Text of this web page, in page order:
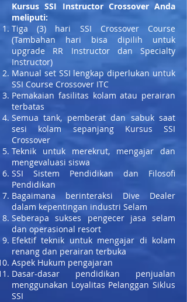
Kursus SSI Instructor Crossover Anda
meliputi:
Tiga (3) hari SSI Crossover Course
(Tambahan hari bisa dipilih untuk
upgrade RR Instructor dan Specialty
Instructor)
Manual set SSI lengkap diperlukan untuk
SSI Course Crossover ITC
Pemakaian fasilitas kolam atau perairan
terbatas
Semua tank, pemberat dan sabuk saat
sesi kolam sepanjang Kursus SSI
Crossover
Teknik untuk merekrut, mengajar dan
mengevaluasi siswa
SSI Sistem Pendidikan dan Filosofi
Pendidikan
Bagaimana berinteraksi Dive Dealer
dalam kepentingan industri Selam
Seberapa sukses pengecer jasa selam
dan operasional resort
Efektif teknik untuk mengajar di kolam
renang dan perairan terbuka
Aspek Hukum pengajaran
Dasar-dasar pendidikan penjualan
menggunakan Loyalitas Pelanggan Siklus
SSI